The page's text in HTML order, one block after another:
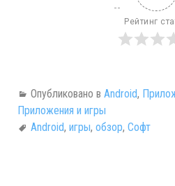
Рейтинг
Опубликовано в Android,
Приложения и игры
Android, игры, обзор, Софт